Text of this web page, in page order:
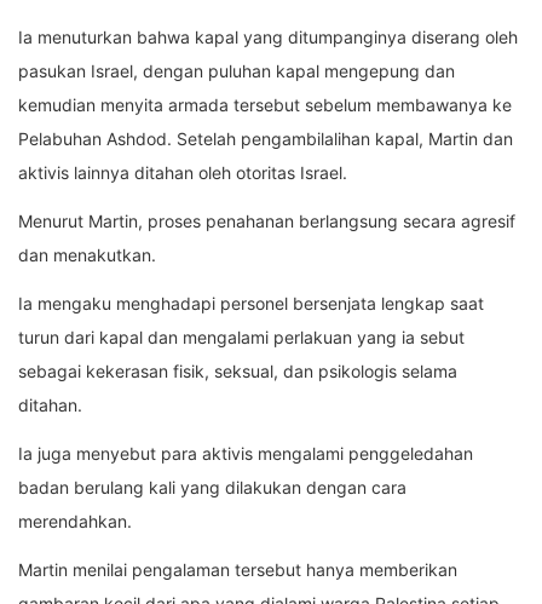
Ia menuturkan bahwa kapal yang ditumpanginya diserang oleh
pasukan Israel, dengan puluhan kapal mengepung dan
kemudian menyita armada tersebut sebelum membawanya ke
Pelabuhan Ashdod. Setelah pengambilalihan kapal, Martin dan
aktivis lainnya ditahan oleh otoritas Israel.
Menurut Martin, proses penahanan berlangsung secara agresif
dan menakutkan.
Ia mengaku menghadapi personel bersenjata lengkap saat
turun dari kapal dan mengalami perlakuan yang ia sebut
sebagai kekerasan fisik, seksual, dan psikologis selama
ditahan.
Ia juga menyebut para aktivis mengalami penggeledahan
badan berulang kali yang dilakukan dengan cara
merendahkan.
Martin menilai pengalaman tersebut hanya memberikan